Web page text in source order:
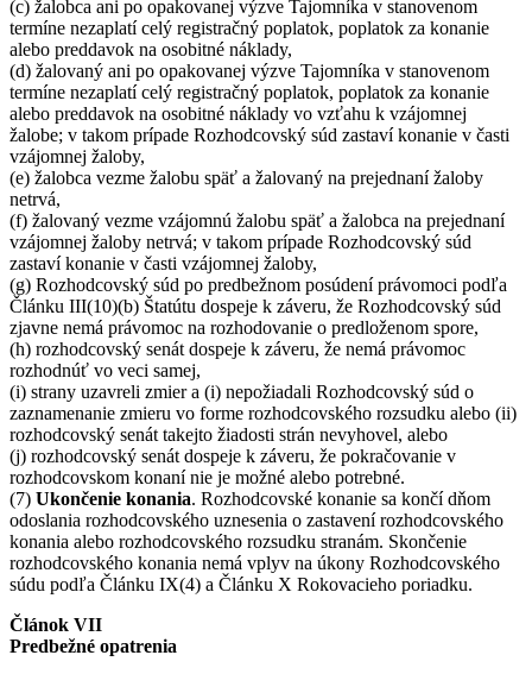
(c) žalobca ani po opakovanej výzve Tajomníka v stanovenom
termíne nezaplatí celý registračný poplatok, poplatok za konanie
alebo preddavok na osobitné náklady,
(d) žalovaný ani po opakovanej výzve Tajomníka v stanovenom
termíne nezaplatí celý registračný poplatok, poplatok za konanie
alebo preddavok na osobitné náklady vo vzťahu k vzájomnej
žalobe; v takom prípade Rozhodcovský súd zastaví konanie v časti
vzájomnej žaloby,
(e) žalobca vezme žalobu späť a žalovaný na prejednaní žaloby
netrvá,
(f) žalovaný vezme vzájomnú žalobu späť a žalobca na prejednaní
vzájomnej žaloby netrvá; v takom prípade Rozhodcovský súd
zastaví konanie v časti vzájomnej žaloby,
(g) Rozhodcovský súd po predbežnom posúdení právomoci podľa
Článku III(10)(b) Štatútu dospeje k záveru, že Rozhodcovský súd
zjavne nemá právomoc na rozhodovanie o predloženom spore,
(h) rozhodcovský senát dospeje k záveru, že nemá právomoc
rozhodnúť vo veci samej,
(i) strany uzavreli zmier a (i) nepožiadali Rozhodcovský súd o
zaznamenanie zmieru vo forme rozhodcovského rozsudku alebo (ii)
rozhodcovský senát takejto žiadosti strán nevyhovel, alebo
(j) rozhodcovský senát dospeje k záveru, že pokračovanie v
rozhodcovskom konaní nie je možné alebo potrebné.
(7) Ukončenie konania. Rozhodcovské konanie sa končí dňom
odoslania rozhodcovského uznesenia o zastavení rozhodcovského
konania alebo rozhodcovského rozsudku stranám. Skončenie
rozhodcovského konania nemá vplyv na úkony Rozhodcovského
súdu podľa Článku IX(4) a Článku X Rokovacieho poriadku.
Článok VII
Predbežné opatrenia